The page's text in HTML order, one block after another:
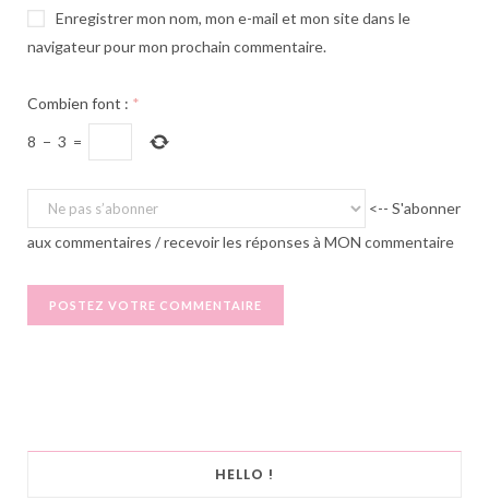
Enregistrer mon nom, mon e-mail et mon site dans le
navigateur pour mon prochain commentaire.
Combien font : *
8 − 3 =
<-- S'abonner
aux commentaires / recevoir les réponses à MON commentaire
HELLO !